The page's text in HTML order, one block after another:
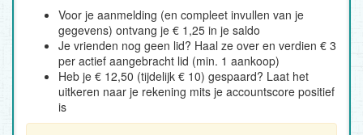
Voor je aanmelding (en compleet invullen van je
gegevens) ontvang je € 1,25 in je saldo
Je vrienden nog geen lid? Haal ze over en verdien € 3
per actief aangebracht lid (min. 1 aankoop)
Heb je € 12,50 (tijdelijk € 10) gespaard? Laat het
uitkeren naar je rekening mits je accountscore positief
is